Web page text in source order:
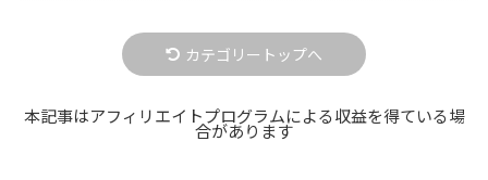
カテゴリートップへ
本記事はアフィリエイトプログラムによる収益を得ている場
合があります